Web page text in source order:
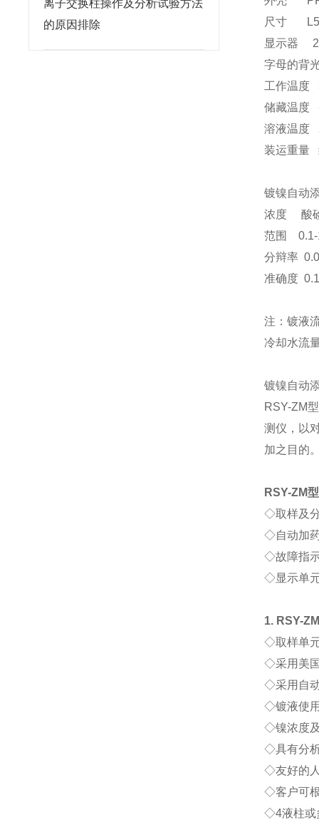
离子交换柱操作及分析试验方法
的原因排除
尺寸
显示器 2
字母的背
工作温度
储藏温度
溶液温度
装运重量
镀镍自动
浓度
酸
范围
0.1-
分辩率
准确度
注：镀液
冷却水流
镀镍自动
RSY-ZM
测仪，以
加之目的
RSY-ZM
◇取样及
◇自动加
◇故障指
◇显示单
1. RSY-
◇取样单
◇采用美
◇采用自
◇镀液使
◇镍浓度
◇具有分
◇友好的
◇客户可
◇4液柱或